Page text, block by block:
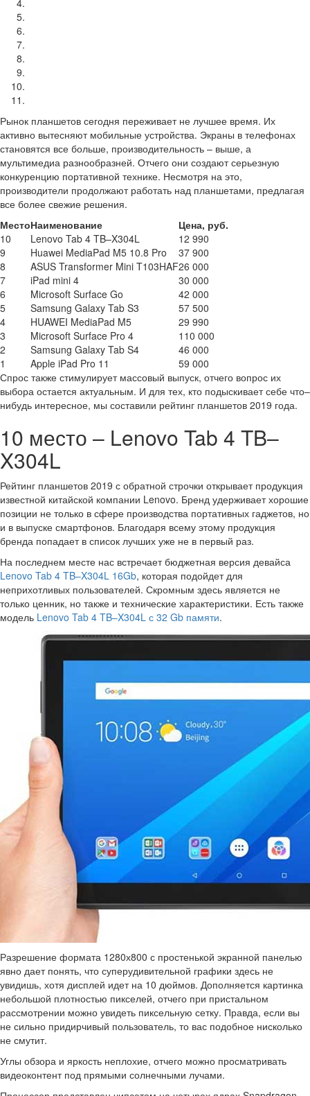
Рынок планшетов сегодня переживает не лучшее время. Их
активно вытесняют мобильные устройства. Экраны в телефонах
становятся все больше, производительность – выше, а
мультимедиа разнообразней. Отчего они создают серьезную
конкуренцию портативной технике. Несмотря на это,
производители продолжают работать над планшетами, предлагая
все более свежие решения.
МестоНаименование
Цена, руб.
10
Lenovo Tab 4 TB–X304L
12 990
9
Huawei MediaPad M5 10.8 Pro
37 900
8
ASUS Transformer Mini T103HAF26 000
7
iPad mini 4
30 000
6
Microsoft Surface Go
42 000
5
Samsung Galaxy Tab S3
57 500
4
HUAWEI MediaPad M5
29 990
3
Microsoft Surface Pro 4
110 000
2
Samsung Galaxy Tab S4
46 000
1
Apple iPad Pro 11
59 000
Спрос также стимулирует массовый выпуск, отчего вопрос их
выбора остается актуальным. И для тех, кто подыскивает себе что–
нибудь интересное, мы составили рейтинг планшетов 2019 года.
10 место – Lenovo Tab 4 TB–
X304L
Рейтинг планшетов 2019 с обратной строчки открывает продукция
известной китайской компании Lenovo. Бренд удерживает хорошие
позиции не только в сфере производства портативных гаджетов, но
и в выпуске смартфонов. Благодаря всему этому продукция
бренда попадает в список лучших уже не в первый раз.
На последнем месте нас встречает бюджетная версия девайса
Lenovo Tab 4 TB–X304L 16Gb, которая подойдет для
неприхотливых пользователей. Скромным здесь является не
только ценник, но также и технические характеристики. Есть также
модель Lenovo Tab 4 TB–X304L с 32 Gb памяти.
Разрешение формата 1280х800 с простенькой экранной панелью
явно дает понять, что суперудивительной графики здесь не
увидишь, хотя дисплей идет на 10 дюймов. Дополняется картинка
небольшой плотностью пикселей, отчего при пристальном
рассмотрении можно увидеть пиксельную сетку. Правда, если вы
не сильно придирчивый пользователь, то вас подобное нисколько
не смутит.
Углы обзора и яркость неплохие, отчего можно просматривать
видеоконтент под прямыми солнечными лучами.